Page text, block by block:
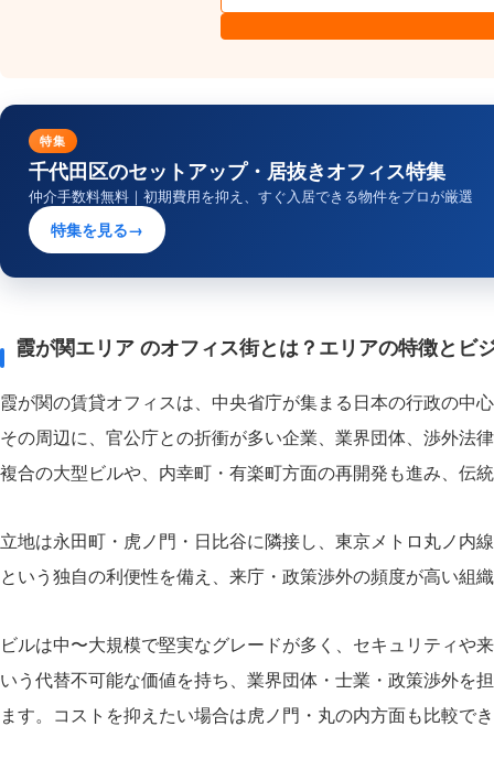
特集
千代田区のセットアップ・居抜きオフィス特集
仲介手数料無料｜初期費用を抑え、すぐ入居できる物件をプロが厳選
特集を見る→
霞が関エリア のオフィス街とは？エリアの特徴とビ
霞が関の賃貸オフィスは、中央省庁が集まる日本の行政の中
その周辺に、官公庁との折衝が多い企業、業界団体、渉外法
複合の大型ビルや、内幸町・有楽町方面の再開発も進み、伝
立地は永田町・虎ノ門・日比谷に隣接し、東京メトロ丸ノ内
という独自の利便性を備え、来庁・政策渉外の頻度が高い組
ビルは中〜大規模で堅実なグレードが多く、セキュリティ
いう代替不可能な価値を持ち、業界団体・士業・政策渉外を
ます。コストを抑えたい場合は虎ノ門・丸の内方面も比較で